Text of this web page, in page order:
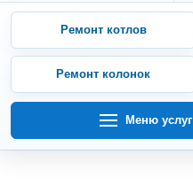
Ремонт котлов
Ремонт колонок
Меню услуг